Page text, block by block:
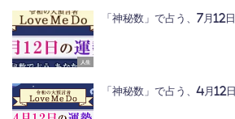
人生
「神秘数」で占う、7月12
「神秘数」で占う、4月12